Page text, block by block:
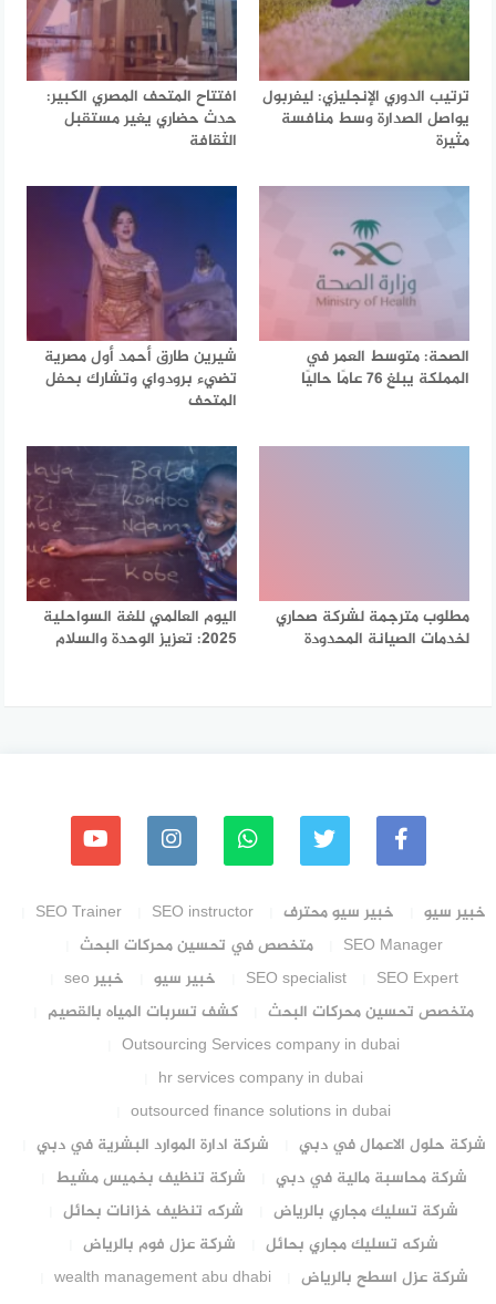
ترتيب الدوري الإنجليزي: ليفربول
يواصل الصدارة وسط منافسة
مثيرة
افتتاح المتحف المصري الكبير:
حدث حضاري يغير مستقبل
الثقافة
الصحة: متوسط العمر في
المملكة يبلغ 76 عامًا حاليًا
شيرين طارق أحمد أول مصرية
تضيء برودواي وتشارك بحفل
المتحف
مطلوب مترجمة لشركة صحاري
لخدمات الصيانة المحدودة
اليوم العالمي للغة السواحلية
2025: تعزيز الوحدة والسلام
خبير سيو خبير سيو محترف SEO instructor
SEO Trainer
SEO Manager
متخصص في تحسين محركات البحث
SEO Expert
SEO specialist خبير سيو
خبير seo
متخصص تحسين محركات البحث
كشف تسربات المياه بالقصيم
Outsourcing Services company in dubai
hr services company in dubai
outsourced finance solutions in dubai
شركة حلول الاعمال في دبي
شركة ادارة الموارد البشرية في دبي
شركة محاسبة مالية في دبي
شركة تنظيف بخميس مشيط
شركة تسليك مجاري بالرياض
شركه تنظيف خزانات بحائل
شركه تسليك مجاري بحائل
شركة عزل فوم بالرياض
شركة عزل اسطح بالرياض
wealth management abu dhabi